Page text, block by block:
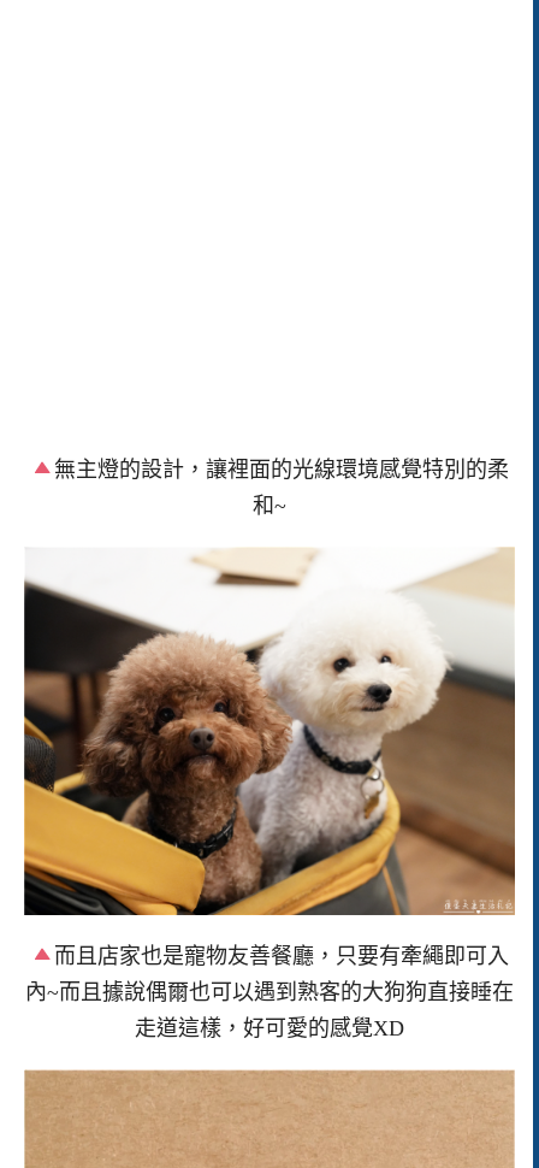
無主燈的設計，讓裡面的光線環境感覺特別的柔
和~
而且店家也是寵物友善餐廳，只要有牽繩即可入
內~而且據說偶爾也可以遇到熟客的大狗狗直接睡在
走道這樣，好可愛的感覺XD